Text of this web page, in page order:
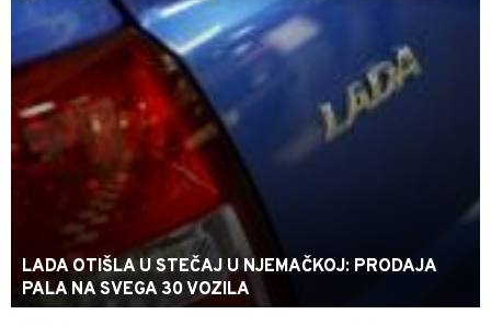
LADA OTIŠLA U STEČAJ U NJEMAČKOJ: PRODAJA
PALA NA SVEGA 30 VOZILA